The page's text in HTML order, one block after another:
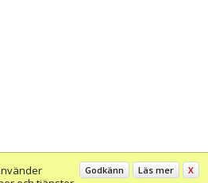
Godkänn Läs mer X